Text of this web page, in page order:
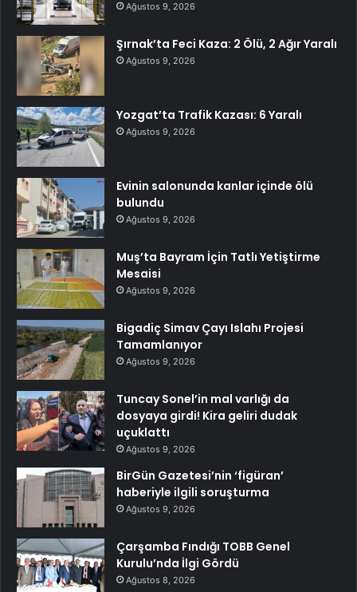
Ağustos 9, 2026
Şırnak’ta Feci Kaza: 2 Ölü, 2 Ağır Yaralı
Ağustos 9, 2026
Yozgat’ta Trafik Kazası: 6 Yaralı
Ağustos 9, 2026
Evinin salonunda kanlar içinde ölü
bulundu
Ağustos 9, 2026
Muş’ta Bayram İçin Tatlı Yetiştirme
Mesaisi
Ağustos 9, 2026
Bigadiç Simav Çayı Islahı Projesi
Tamamlanıyor
Ağustos 9, 2026
Tuncay Sonel’in mal varlığı da
dosyaya girdi! Kira geliri dudak
uçuklattı
Ağustos 9, 2026
BirGün Gazetesi’nin ‘figüran’
haberiyle ilgili soruşturma
Ağustos 9, 2026
Çarşamba Fındığı TOBB Genel
Kurulu’nda İlgi Gördü
Ağustos 8, 2026